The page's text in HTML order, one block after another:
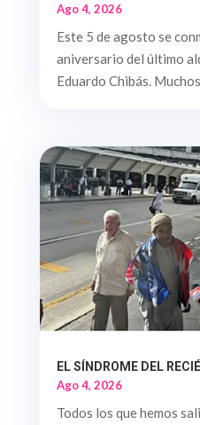
Ago 4, 2026
Este 5 de agosto se
aniversario del último
Eduardo Chibás.
EL SÍNDROME DEL
Ago 4, 2026
Todos los que hemos